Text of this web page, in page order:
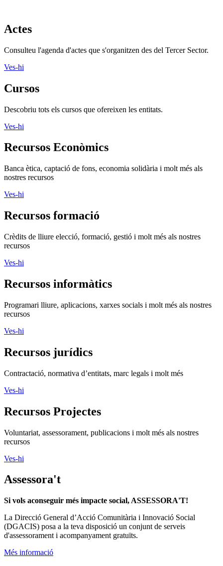
Actes
Consulteu l'agenda d'actes que s'organitzen des del Tercer Sector.
Ves-hi
Cursos
Descobriu tots els cursos que ofereixen les entitats.
Ves-hi
Recursos Econòmics
Banca ètica, captació de fons, economia solidària i molt més als
nostres recursos
Ves-hi
Recursos formació
Crèdits de lliure elecció, formació, gestió i molt més als nostres
recursos
Ves-hi
Recursos informàtics
Programari lliure, aplicacions, xarxes socials i molt més als nostres
recursos
Ves-hi
Recursos jurídics
Contractació, normativa d’entitats, marc legals i molt més
Ves-hi
Recursos Projectes
Voluntariat, assessorament, publicacions i molt més als nostres
recursos
Ves-hi
Assessora't
Si vols aconseguir més impacte social, ASSESSORA'T!
La Direcció General d’Acció Comunitària i Innovació Social
(DGACIS) posa a la teva disposició un conjunt de serveis
d'assessorament i acompanyament gratuïts.
Més informació